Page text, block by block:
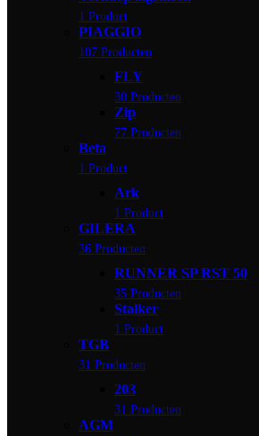
1 Product
PIAGGIO
107 Producten
FLY
30 Producten
Zip
77 Producten
Beta
1 Product
Ark
1 Product
GILERA
36 Producten
RUNNER SP RST 50
35 Producten
Stalker
1 Product
TGB
31 Producten
203
31 Producten
AGM